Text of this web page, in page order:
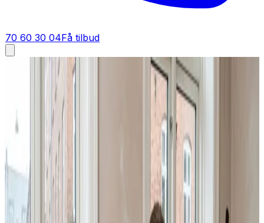
70 60 30 04Få tilbud
Ventilation tilbud i
Få tilbud på ventilation i Tim
Står du og skal have ventilation i Tim? Bed om et tilbud,
så regner vi materialer, installation og indregulering
sammen til én fast pris.